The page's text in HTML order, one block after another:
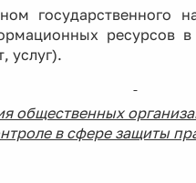
государственного
ресурсов
услуг).
общественных
в сфере защиты